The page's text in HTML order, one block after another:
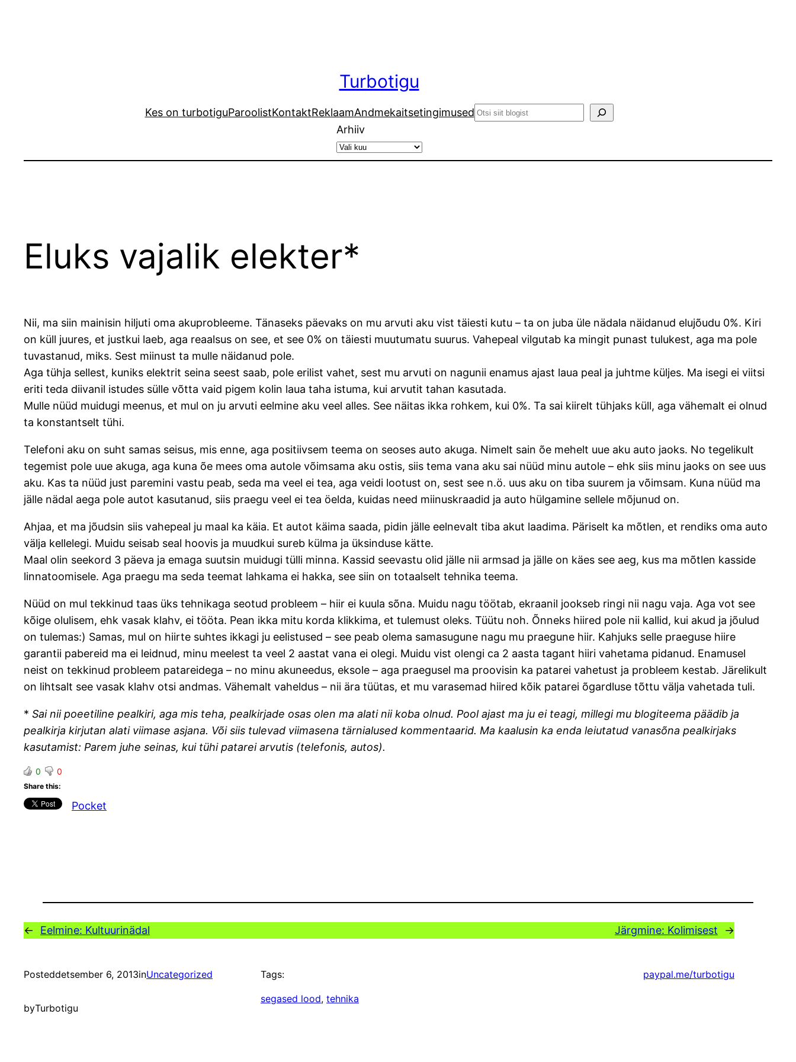
Turbotigu
Kes on turbotiguParoolistKontaktReklaamAndmekaitsetingimusedSearch
Arhiiv
Eluks vajalik elekter*
Nii, ma siin mainisin hiljuti oma akuprobleeme. Tänaseks päevaks on mu arvuti aku vist täiesti kutu – ta on juba üle nädala näidanud elujõudu 0%. Kiri
on küll juures, et justkui laeb, aga reaalsus on see, et see 0% on täiesti muutumatu suurus. Vahepeal vilgutab ka mingit punast tulukest, aga ma pole
tuvastanud, miks. Sest miinust ta mulle näidanud pole.
Aga tühja sellest, kuniks elektrit seina seest saab, pole erilist vahet, sest mu arvuti on nagunii enamus ajast laua peal ja juhtme küljes. Ma isegi ei viitsi
eriti teda diivanil istudes sülle võtta vaid pigem kolin laua taha istuma, kui arvutit tahan kasutada.
Mulle nüüd muidugi meenus, et mul on ju arvuti eelmine aku veel alles. See näitas ikka rohkem, kui 0%. Ta sai kiirelt tühjaks küll, aga vähemalt ei olnud
ta konstantselt tühi.
Telefoni aku on suht samas seisus, mis enne, aga positiivsem teema on seoses auto akuga. Nimelt sain õe mehelt uue aku auto jaoks. No tegelikult
tegemist pole uue akuga, aga kuna õe mees oma autole võimsama aku ostis, siis tema vana aku sai nüüd minu autole – ehk siis minu jaoks on see uus
aku. Kas ta nüüd just paremini vastu peab, seda ma veel ei tea, aga veidi lootust on, sest see n.ö. uus aku on tiba suurem ja võimsam. Kuna nüüd ma
jälle nädal aega pole autot kasutanud, siis praegu veel ei tea öelda, kuidas need miinuskraadid ja auto hülgamine sellele mõjunud on.
Ahjaa, et ma jõudsin siis vahepeal ju maal ka käia. Et autot käima saada, pidin jälle eelnevalt tiba akut laadima. Päriselt ka mõtlen, et rendiks oma auto
välja kellelegi. Muidu seisab seal hoovis ja muudkui sureb külma ja üksinduse kätte.
Maal olin seekord 3 päeva ja emaga suutsin muidugi tülli minna. Kassid seevastu olid jälle nii armsad ja jälle on käes see aeg, kus ma mõtlen kasside
linnatoomisele. Aga praegu ma seda teemat lahkama ei hakka, see siin on totaalselt tehnika teema.
Nüüd on mul tekkinud taas üks tehnikaga seotud probleem – hiir ei kuula sõna. Muidu nagu töötab, ekraanil jookseb ringi nii nagu vaja. Aga vot see
kõige olulisem, ehk vasak klahv, ei tööta. Pean ikka mitu korda klikkima, et tulemust oleks. Tüütu noh. Õnneks hiired pole nii kallid, kui akud ja jõulud
on tulemas:) Samas, mul on hiirte suhtes ikkagi ju eelistused – see peab olema samasugune nagu mu praegune hiir. Kahjuks selle praeguse hiire
garantii pabereid ma ei leidnud, minu meelest ta veel 2 aastat vana ei olegi. Muidu vist olengi ca 2 aasta tagant hiiri vahetama pidanud. Enamusel
neist on tekkinud probleem patareidega – no minu akuneedus, eksole – aga praegusel ma proovisin ka patarei vahetust ja probleem kestab. Järelikult
on lihtsalt see vasak klahv otsi andmas. Vähemalt vaheldus – nii ära tüütas, et mu varasemad hiired kõik patarei õgardluse tõttu välja vahetada tuli.
* Sai nii poeetiline pealkiri, aga mis teha, pealkirjade osas olen ma alati nii koba olnud. Pool ajast ma ju ei teagi, millegi mu blogiteema päädib ja
pealkirja kirjutan alati viimase asjana. Või siis tulevad viimasena tärnialused kommentaarid. Ma kaalusin ka enda leiutatud vanasõna pealkirjaks
kasutamist: Parem juhe seinas, kui tühi patarei arvutis (telefonis, autos).
0 0
Share this:
Pocket
← Eelmine: Kultuurinädal Järgmine: Kolimisest →
Posteddetsember 6, 2013inUncategorized
byTurbotigu
Tags:
segased lood, tehnika
paypal.me/turbotigu